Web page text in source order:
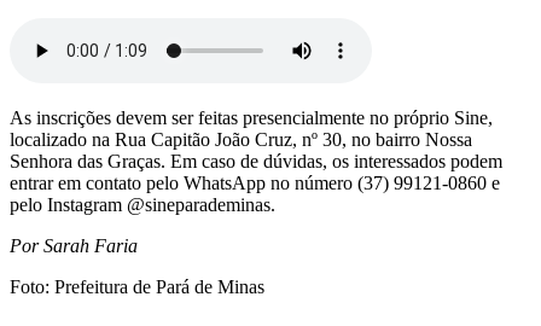
As inscrições devem ser feitas presencialmente no próprio Sine,
localizado na Rua Capitão João Cruz, nº 30, no bairro Nossa
Senhora das Graças. Em caso de dúvidas, os interessados podem
entrar em contato pelo WhatsApp no número (37) 99121-0860 e
pelo Instagram @sineparademinas.
Por Sarah Faria
Foto: Prefeitura de Pará de Minas